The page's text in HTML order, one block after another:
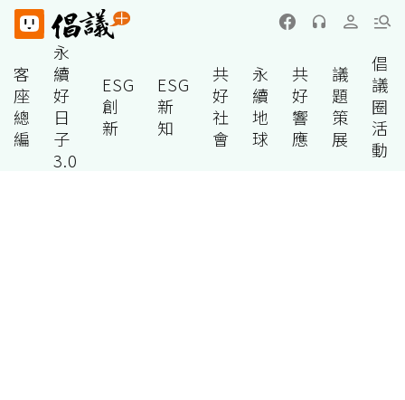
客
座
總
編
永
續
好
日
子
3.0
ESG
創
新
ESG
新
知
共
好
社
會
永
續
地
球
共
好
響
應
議
題
策
展
倡
議
圈
活
動